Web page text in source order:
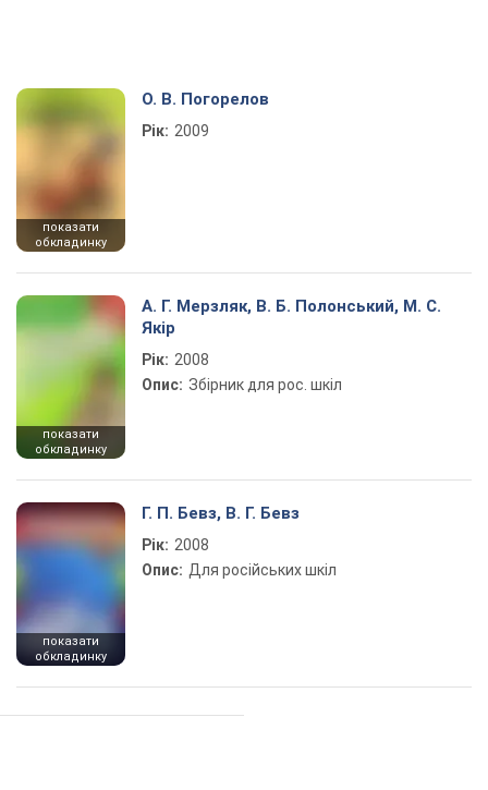
показати
обкладинку
О. В. Погорелов
Рік: 2009
показати
обкладинку
А. Г. Мерзляк, В. Б. Полонський, М. С.
Якір
Рік: 2008
Опис: Збірник для рос. шкіл
показати
обкладинку
Г. П. Бевз, В. Г. Бевз
Рік: 2008
Опис: Для російських шкіл